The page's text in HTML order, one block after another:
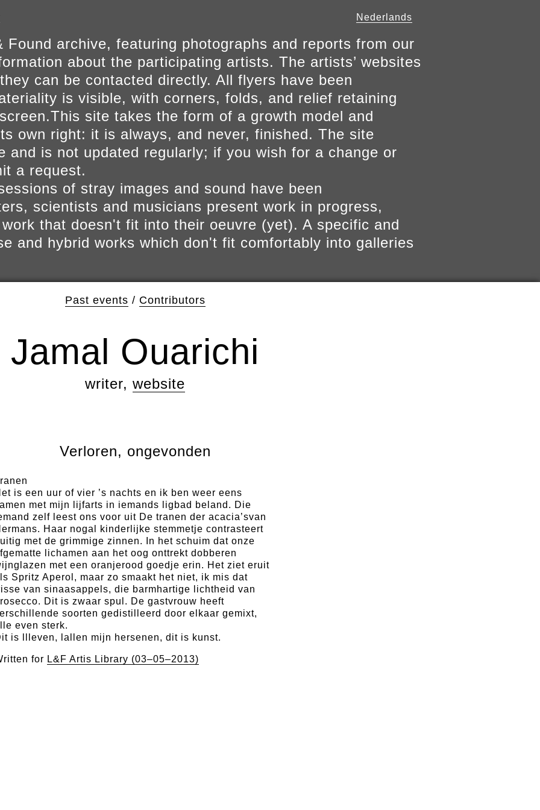
Nederlands
Found archive, featuring photographs and reports from our
about the participating artists. The artists’ websites
can be contacted directly. All flyers have been
is visible, with corners, folds, and relief retaining
site takes the form of a growth model and
own right: it is always, and never, finished. The site
and is not updated regularly; if you wish for a change or
a request.
of stray images and sound have been
scientists and musicians present work in progress,
that doesn't fit into their oeuvre (yet). A specific and
and hybrid works which don't fit comfortably into galleries
Past events / Contributors
Jamal Ouarichi
writer, website
Verloren, ongevonden
is een uur of vier ’s nachts en ik ben weer eens
met mijn lijfarts in iemands ligbad beland. Die
zelf leest ons voor uit De tranen der acacia’svan
Haar nogal kinderlijke stemmetje contrasteert
met de grimmige zinnen. In het schuim dat onze
lichamen aan het oog onttrekt dobberen
met een oranjerood goedje erin. Het ziet eruit
Spritz Aperol, maar zo smaakt het niet, ik mis dat
van sinaasappels, die barmhartige lichtheid van
Dit is zwaar spul. De gastvrouw heeft
soorten gedistilleerd door elkaar gemixt,
even sterk.
is llleven, lallen mijn hersenen, dit is kunst.
for L&F Artis Library (03–05–2013)